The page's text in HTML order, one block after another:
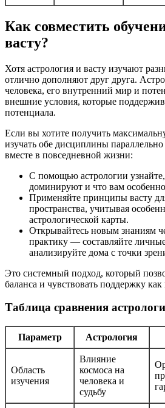
Как совместить
васту?
Хотя астрология и васту изучают
отлично дополняют друг друга.
человека, его внутренний мир и
внешние условия, которые
потенциала.
Если вы хотите получить
изучать обе дисциплины
вместе в повседневной жизни:
С помощью астрологии
доминируют и что вам
Применяйте принципы васту
пространства, учитывая
астрологической карты.
Открывайтесь новым знаниям
практику — составляйте
анализируйте дома с точки
Это системный подход, который
баланса и чувствовать поддержку
Таблица сравнения
Параметр Астрология
Область
изучения
Влияние
космоса на
человека и
судьбу